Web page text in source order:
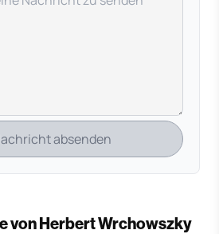
absenden
von Herbert Wrchowszky